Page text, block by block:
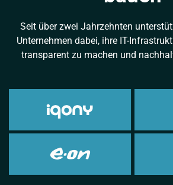
Seit über zwei Jahrzehnten
Unternehmen dabei, ihre IT-
transparent zu machen und